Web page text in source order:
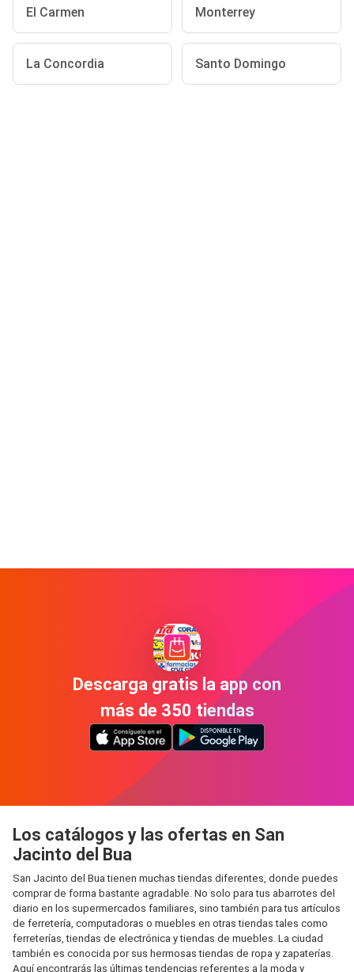
El Carmen Monterrey
La Concordia Santo Domingo
Descarga gratis la app con
más de 350 tiendas
Los catálogos y las ofertas en San
Jacinto del Bua
San Jacinto del Bua tienen muchas tiendas diferentes, donde puedes
comprar de forma bastante agradable. No solo para tus abarrotes del
diario en los supermercados familiares, sino también para tus artículos
de ferretería, computadoras o muebles en otras tiendas tales como
ferreterías, tiendas de electrónica y tiendas de muebles. La ciudad
también es conocida por sus hermosas tiendas de ropa y zapaterías.
Aquí encontrarás las últimas tendencias referentes a la moda y